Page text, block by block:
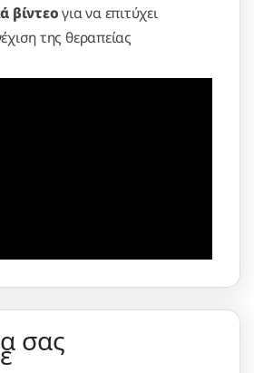
βίντεογια να επιτύχει
της θεραπείας
σας